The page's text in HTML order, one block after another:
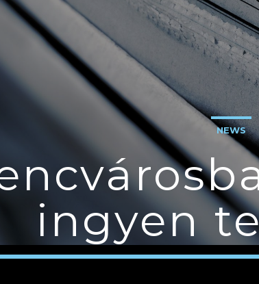
NEWS
ingyen